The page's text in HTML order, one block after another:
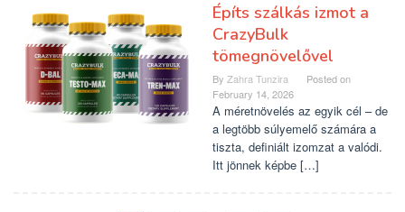
Építs szálkás izmot a
CrazyBulk
tömegnövelővel
By Zahra Tunzira
Posted on
February 14, 2026
A méretnövelés az egyik cél – de
a legtöbb súlyemelő számára a
tiszta, definiált izomzat a valódi.
Itt jönnek képbe […]